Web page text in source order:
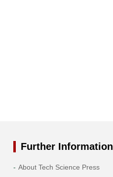
Further Information
About Tech Science Press